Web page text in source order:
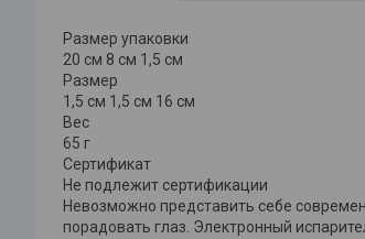
Размер упаковки
20 см 8 см 1,5 см
Размер
1,5 см 1,5 см 16 см
Вес
65 г
Сертификат
Не подлежит сертификации
Невозможно представить себе
порадовать глаз. Электронный